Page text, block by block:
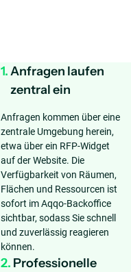
1.Anfragen laufen
zentral ein
Anfragen kommen über eine
zentrale Umgebung herein,
etwa über ein RFP-Widget
auf der Website. Die
Verfügbarkeit von Räumen,
Flächen und Ressourcen ist
sofort im Aqqo-Backoffice
sichtbar, sodass Sie schnell
und zuverlässig reagieren
können.
2. Professionelle